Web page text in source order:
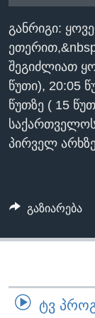
ᲯᲐᲜᲛᲠᲗᲔᲚᲝᲑᲐ
ᲛᲔᲪᲜᲘᲔᲠᲔᲑᲐ
ᲘᲜᲢᲔᲠᲕᲘᲣ
ᲙᲣᲚᲢᲣᲠᲐ
ᲒᲐᲚᲘᲚᲔᲝ
Learning
ᲗᲕᲐᲚᲘ
ენები
განრიგი:
შეგიძლიათ
წუთი), 20:05
წუთზე ( 15
პირველ
გაზიარება
ᲢᲕ